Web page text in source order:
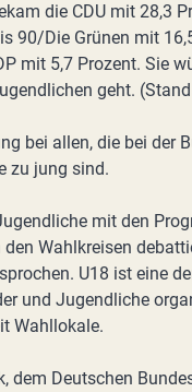
die CDU mit 28,3
90/Die Grünen mit
mit 5,7 Prozent. Sie
geht.
bei allen, die bei der
zu jung sind.
mit den
Wahlkreisen
U18 ist eine
und Jugendliche
Wahllokale.
dem Deutschen